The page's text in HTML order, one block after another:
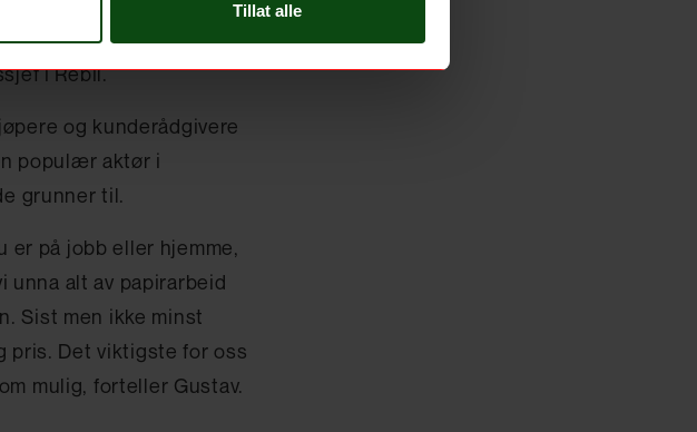
Tillat alle
har overtatt bilen, forteller
i Rebil.
og kunderådgivere
populær aktør i
grunner til.
er på jobb eller hjemme,
unna alt av papirarbeid
Sist men ikke minst
pris. Det viktigste for oss
mulig, forteller Gustav.